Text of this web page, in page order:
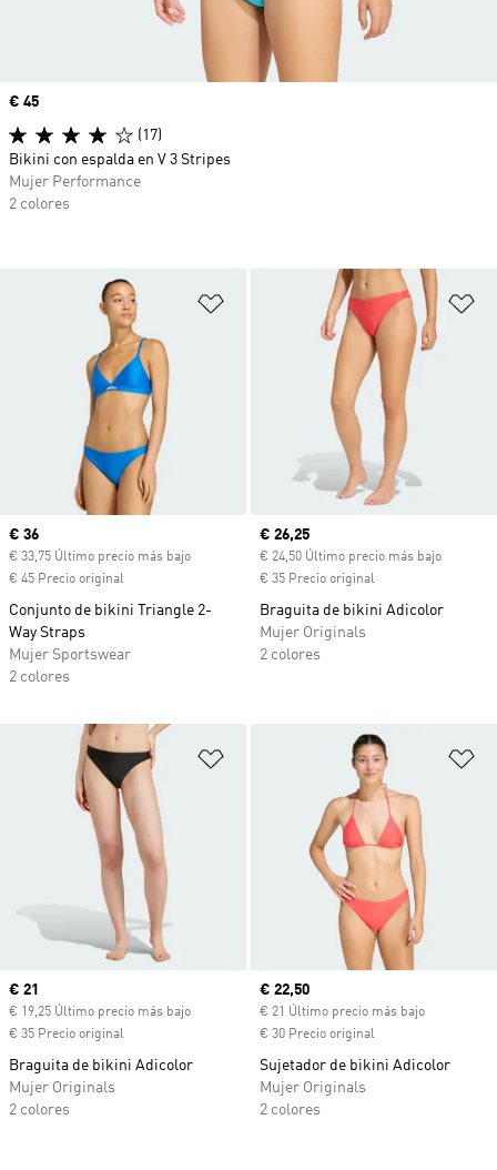
Añadir a la lista de deseos
Precio actual
€ 36
€ 33,75 Último precio más bajo
€ 45 Precio original
Conjunto de bikini Triangle 2-
Way Straps
Mujer Sportswear
2 colores
Precio actual
€ 26,25
€ 24,50 Último precio más bajo
€ 35 Precio original
Braguita de bikini Adicolor
Mujer Originals
2 colores
Añadir a la lista de deseos
Precio actual
€ 21
€ 19,25 Último precio más bajo
€ 35 Precio original
Braguita de bikini Adicolor
Mujer Originals
2 colores
Precio actual
€ 22,50
€ 21 Último precio más bajo
€ 30 Precio original
Sujetador de bikini Adicolor
Mujer Originals
2 colores
Precio
€ 45
(17)
Bikini con espalda en V 3 Stripes
Mujer Performance
2 colores